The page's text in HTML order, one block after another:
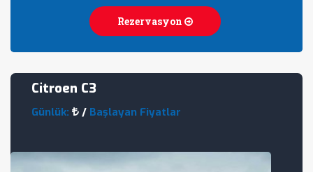
Rezervasyon
Citroen C3
Günlük: / Başlayan Fiyatlar